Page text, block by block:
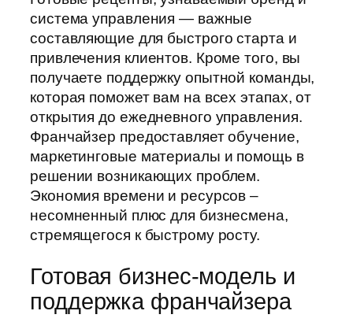
система управления — важные
составляющие для быстрого старта и
привлечения клиентов. Кроме того, вы
получаете поддержку опытной команды,
которая поможет вам на всех этапах, от
открытия до ежедневного управления.
Франчайзер предоставляет обучение,
маркетинговые материалы и помощь в
решении возникающих проблем.
Экономия времени и ресурсов –
несомненный плюс для бизнесмена,
стремящегося к быстрому росту.
Готовая бизнес-модель и
поддержка франчайзера